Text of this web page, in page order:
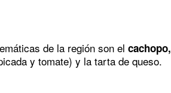
de la región son el cachopo,
y tomate) y la tarta de queso.